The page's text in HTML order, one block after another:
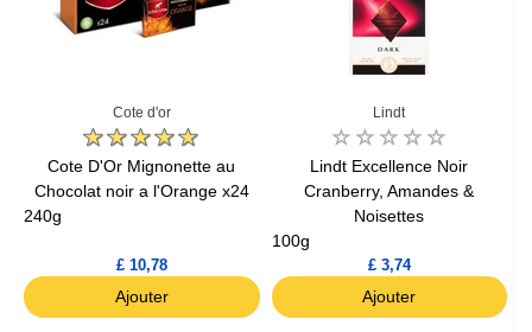
Cote d'or
Cote D'Or Mignonette au
Chocolat noir a l'Orange x24
240g
£ 10,78
Ajouter
Lindt
Lindt Excellence Noir
Cranberry, Amandes &
Noisettes
100g
£ 3,74
Ajouter